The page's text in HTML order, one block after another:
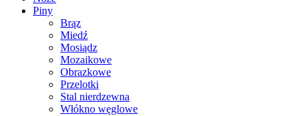
Piny
Brąz
Miedź
Mosiądz
Mozaikowe
Obrazkowe
Przelotki
Stal nierdzewna
Włókno węglowe